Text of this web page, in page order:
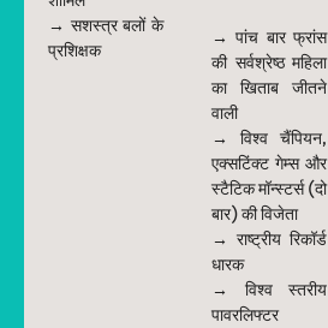
→ सशस्त्र बलों के
प्रशिक्षक
→ पांच बार फ्रांस
की सर्वश्रेष्ठ महिला
का खिताब जीतने
वाली
→ विश्व चैंपियन,
एक्सटिंक्ट गेम्स और
स्टैटिक मॉन्स्टर्स (दो
बार) की विजेता
→ राष्ट्रीय रिकॉर्ड
धारक
→ विश्व स्तरीय
पावरलिफ्टर